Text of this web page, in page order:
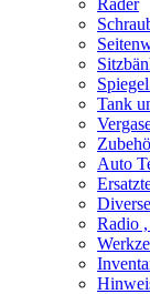
Räder
Tank
Auto
Radio